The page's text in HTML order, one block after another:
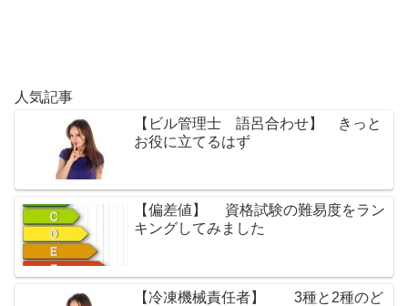
人気記事
【ビル管理士 語呂合わせ】 きっと
お役に立てるはず
【偏差値】 資格試験の難易度をラン
キングしてみました
【冷凍機械責任者】 3種と2種のど